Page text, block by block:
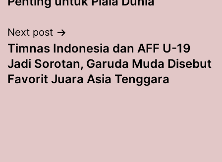
Next post
Timnas Indonesia dan AFF U-19
Jadi Sorotan, Garuda Muda Disebut
Favorit Juara Asia Tenggara